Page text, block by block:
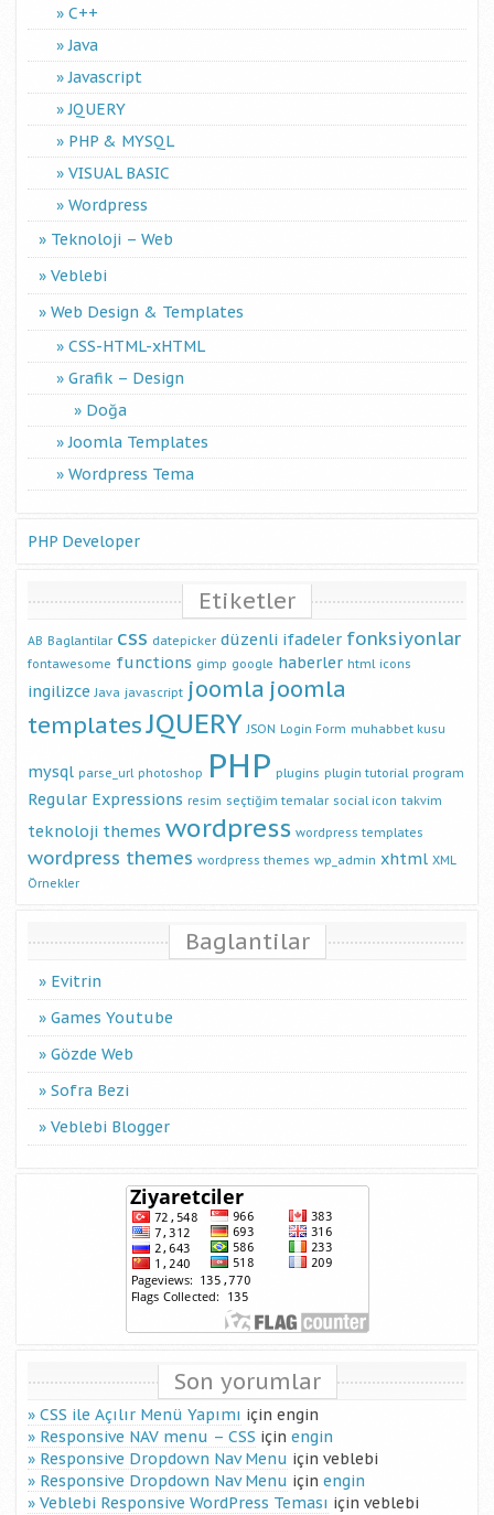
C++
Java
Javascript
JQUERY
PHP & MYSQL
VISUAL BASIC
Wordpress
Teknoloji – Web
Veblebi
Web Design & Templates
CSS-HTML-xHTML
Grafik – Design
Doğa
Joomla Templates
Wordpress Tema
PHP Developer
Etiketler
AB Baglantilar css datepicker düzenli ifadeler fonksiyonlar
fontawesome functions gimp google haberler html icons
ingilizce Java javascript joomla joomla
templatesJQUERY JSON Login Form muhabbet kusu
mysql parse_url photoshop PHP plugins plugin tutorial program
Regular Expressions resim seçtiğim temalar social icon takvim
teknoloji themes wordpress wordpress templates
wordpress themes wordpress themes wp_admin xhtml XML
Örnekler
Baglantilar
Evitrin
Games Youtube
Gözde Web
Sofra Bezi
Veblebi Blogger
Son yorumlar
CSS ile Açılır Menü Yapımı için engin
Responsive NAV menu – CSS için engin
Responsive Dropdown Nav Menu için veblebi
Responsive Dropdown Nav Menu için engin
Veblebi Responsive WordPress Teması için veblebi